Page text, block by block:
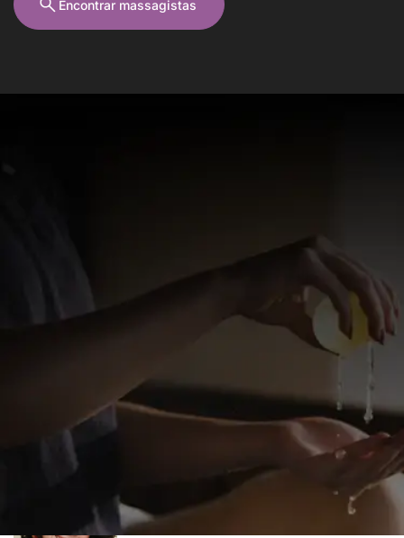
Encontrar massagistas
Sou massoterapeuta há 4 anos, especializado em
proporcionar bem-estar, relaxamento e qualidade de
Brooklin, São Paulo - SP
Michelle Karinne • Terapeuta Corporal
Holística